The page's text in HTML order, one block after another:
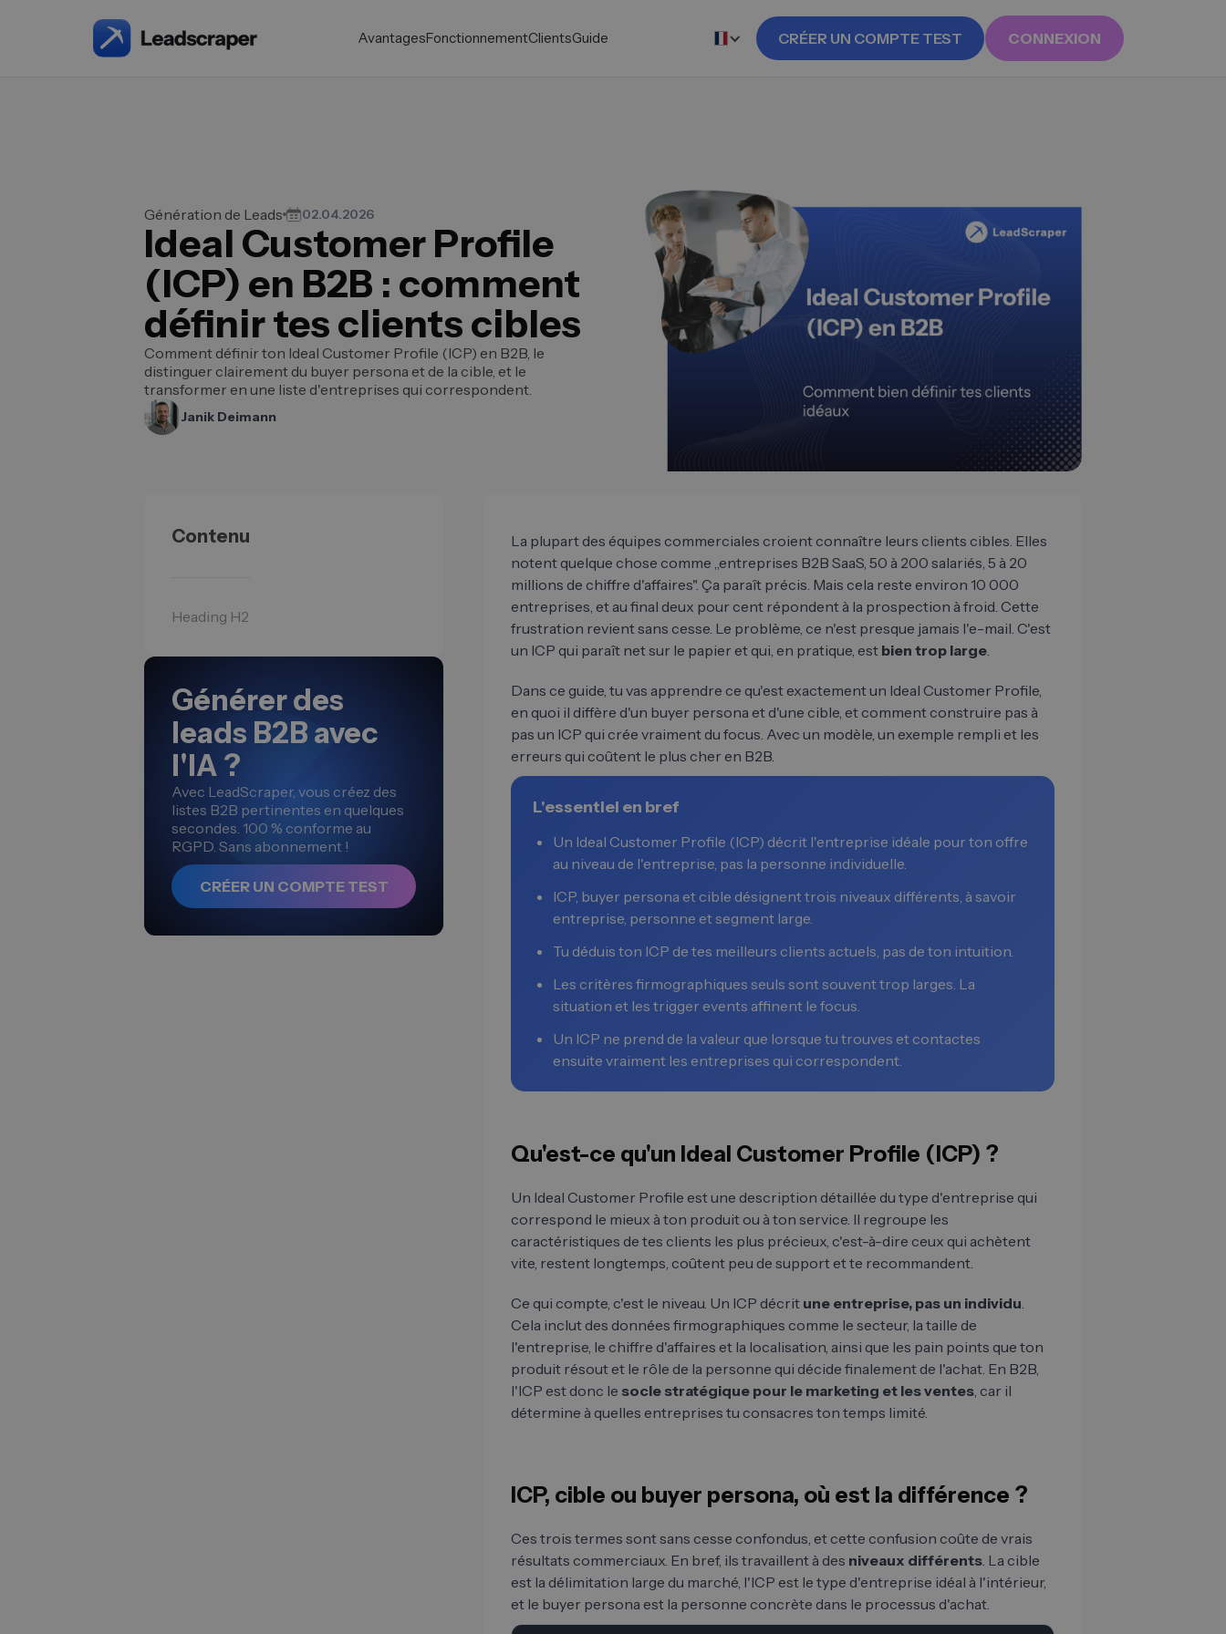
AvantagesFonctionnementClientsGuide CRÉER UN COMPTE TEST CONNEXION
Génération de Leads 02.04.2026
Ideal Customer Profile
(ICP) en B2B : comment
définir tes clients cibles
Comment définir ton Ideal Customer Profile (ICP) en B2B, le
distinguer clairement du buyer persona et de la cible, et le
transformer en une liste d'entreprises qui correspondent.
Janik Deimann
Contenu
Heading H2
Générer des
leads B2B avec
l'IA ?
Avec LeadScraper, vous créez des
listes B2B pertinentes en quelques
secondes. 100 % conforme au
RGPD. Sans abonnement !
CRÉER UN COMPTE TEST
La plupart des équipes commerciales croient connaître leurs clients cibles. Elles
notent quelque chose comme „entreprises B2B SaaS, 50 à 200 salariés, 5 à 20
millions de chiffre d'affaires". Ça paraît précis. Mais cela reste environ 10 000
entreprises, et au final deux pour cent répondent à la prospection à froid. Cette
frustration revient sans cesse. Le problème, ce n'est presque jamais l'e-mail. C'est
un ICP qui paraît net sur le papier et qui, en pratique, est bien trop large.
Dans ce guide, tu vas apprendre ce qu'est exactement un Ideal Customer Profile,
en quoi il diffère d'un buyer persona et d'une cible, et comment construire pas à
pas un ICP qui crée vraiment du focus. Avec un modèle, un exemple rempli et les
erreurs qui coûtent le plus cher en B2B.
L'essentiel en bref
Un Ideal Customer Profile (ICP) décrit l'entreprise idéale pour ton offre
au niveau de l'entreprise, pas la personne individuelle.
ICP, buyer persona et cible désignent trois niveaux différents, à savoir
entreprise, personne et segment large.
Tu déduis ton ICP de tes meilleurs clients actuels, pas de ton intuition.
Les critères firmographiques seuls sont souvent trop larges. La
situation et les trigger events affinent le focus.
Un ICP ne prend de la valeur que lorsque tu trouves et contactes
ensuite vraiment les entreprises qui correspondent.
Qu'est-ce qu'un Ideal Customer Profile (ICP) ?
Un Ideal Customer Profile est une description détaillée du type d'entreprise qui
correspond le mieux à ton produit ou à ton service. Il regroupe les
caractéristiques de tes clients les plus précieux, c'est-à-dire ceux qui achètent
vite, restent longtemps, coûtent peu de support et te recommandent.
Ce qui compte, c'est le niveau. Un ICP décrit une entreprise, pas un individu.
Cela inclut des données firmographiques comme le secteur, la taille de
l'entreprise, le chiffre d'affaires et la localisation, ainsi que les pain points que ton
produit résout et le rôle de la personne qui décide finalement de l'achat. En B2B,
l'ICP est donc le socle stratégique pour le marketing et les ventes, car il
détermine à quelles entreprises tu consacres ton temps limité.
ICP, cible ou buyer persona, où est la différence ?
Ces trois termes sont sans cesse confondus, et cette confusion coûte de vrais
résultats commerciaux. En bref, ils travaillent à des niveaux différents. La cible
est la délimitation large du marché, l'ICP est le type d'entreprise idéal à l'intérieur,
et le buyer persona est la personne concrète dans le processus d'achat.